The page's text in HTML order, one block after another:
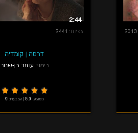
2013
2:44
צפיות: 2441
דרמה| קומדיה
בימוי: עומר בן-שחר
ממוצע: 5.0 הצבעות: 9